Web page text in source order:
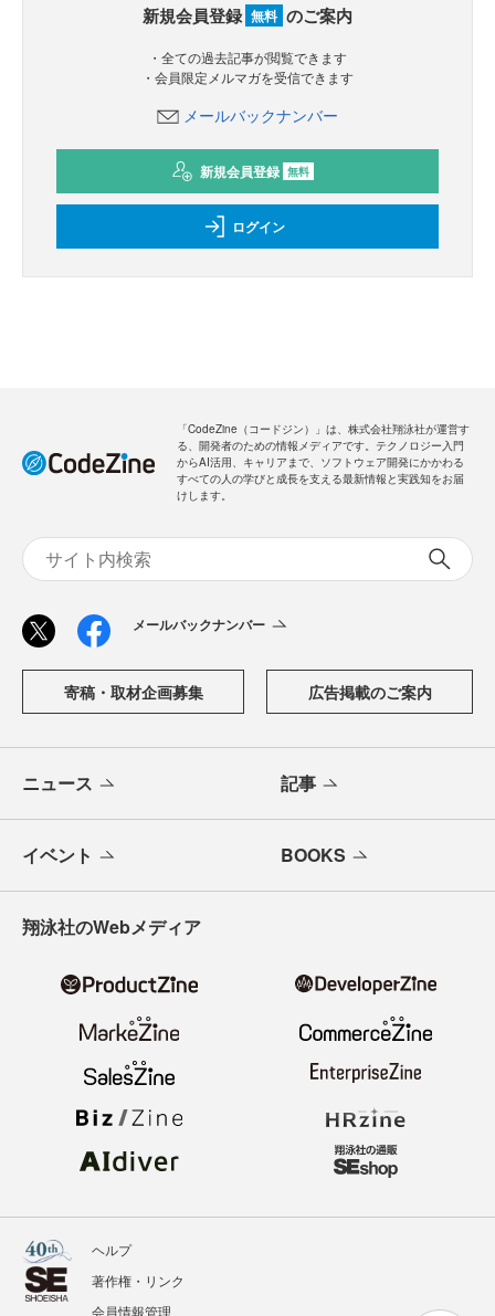
新規会員登録 無料 のご案内
・全ての過去記事が閲覧できます
・会員限定メルマガを受信できます
メールバックナンバー
新規会員登録 無料
ログイン
「CodeZine（コードジン）」は、株式会社翔泳社が運営す
る、開発者のための情報メディアです。テクノロジー入門
からAI活用、キャリアまで、ソフトウェア開発にかかわる
すべての人の学びと成長を支える最新情報と実践知をお届
けします。
メールバックナンバー
寄稿・取材企画募集 広告掲載のご案内
ニュース 記事
イベント BOOKS
翔泳社のWebメディア
ヘルプ
著作権・リンク
会員情報管理